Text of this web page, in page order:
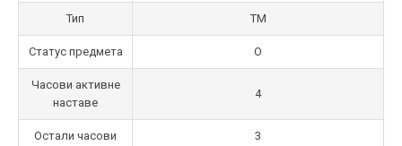
Тип TM
Статус предмета О
Часови активне
наставе
4
Остали часови 3